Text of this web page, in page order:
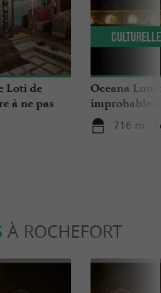
Loti de
à ne pas
Oceana
improbable
716 m -
Culturelle
À ROCHEFORT